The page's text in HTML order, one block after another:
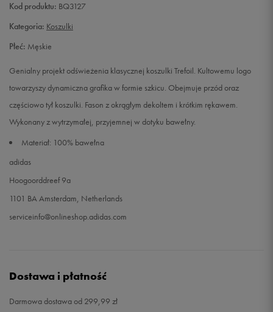
XXL Powiadom o dostępności
Kod produktu: BQ3127
Kategoria: Koszulki
Płeć: Męskie
Genialny projekt odświeżenia klasycznej koszulki Trefoil. Kultowemu logo
towarzyszy dynamiczna grafika w formie szkicu. Obejmuje przód oraz
częściowo tył koszulki. Fason z okrągłym dekoltem i krótkim rękawem.
Wykonany z wytrzymałej, przyjemnej w dotyku bawełny.
Materiał: 100% bawełna
adidas
Hoogoorddreef 9a
1101 BA Amsterdam, Netherlands
serviceinfo@onlineshop.adidas.com
Dostawa i płatność
Darmowa dostawa od 299,99 zł